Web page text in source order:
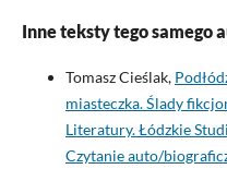
Inne teksty tego samego
Tomasz Cieślak,
miasteczka. Ślady
Literatury. Łódzkie
Czytanie auto/